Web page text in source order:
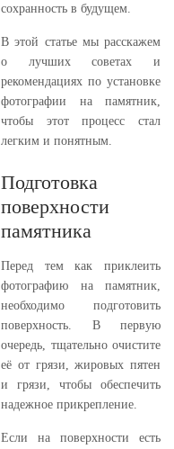
сохранность в будущем.
В этой статье мы расскажем
о лучших советах и
рекомендациях по установке
фотографии на памятник,
чтобы этот процесс стал
легким и понятным.
Подготовка
поверхности
памятника
Перед тем как приклеить
фотографию на памятник,
необходимо подготовить
поверхность. В первую
очередь, тщательно очистите
её от грязи, жировых пятен
и грязи, чтобы обеспечить
надежное прикрепление.
Если на поверхности есть